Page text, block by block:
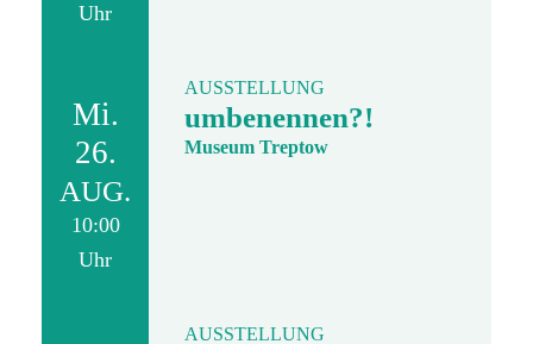
Uhr
Mi.
26.
AUG.
10:00
Uhr
AUSSTELLUNG
umbenennen?!
Museum Treptow
AUSSTELLUNG